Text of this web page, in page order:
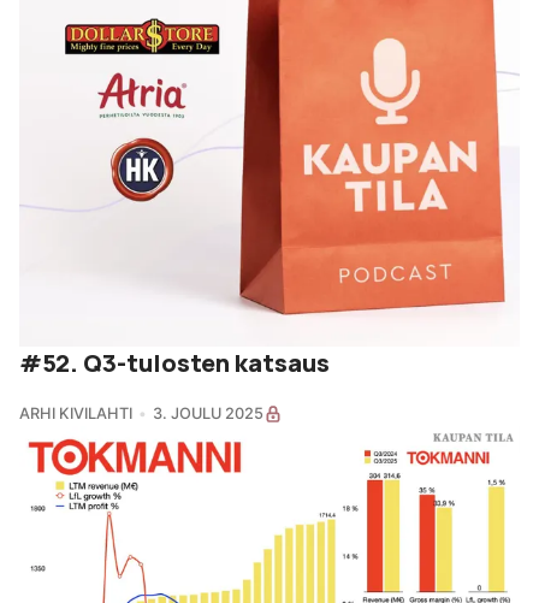
#52. Q3-tulosten katsaus
ARHI KIVILAHTI 3. JOULU 2025